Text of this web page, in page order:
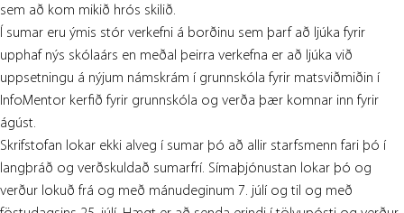
sem að kom mikið hrós skilið.
Í sumar eru ýmis stór verkefni á borðinu sem þarf að ljúka fyrir
upphaf nýs skólaárs en meðal þeirra verkefna er að ljúka við
uppsetningu á nýjum námskrám í grunnskóla fyrir matsviðmiðin í
InfoMentor kerfið fyrir grunnskóla og verða þær komnar inn fyrir
ágúst.
Skrifstofan lokar ekki alveg í sumar þó að allir starfsmenn fari þó í
langþráð og verðskuldað sumarfrí. Símaþjónustan lokar þó og
verður lokuð frá og með mánudeginum 7. júlí og til og með